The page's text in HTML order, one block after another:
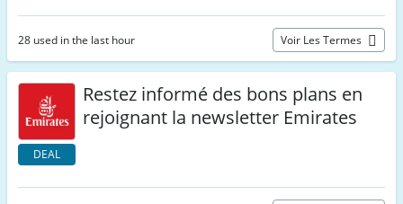
28 used in the last hour Voir Les Termes
DEAL
Restez informé des bons plans en
rejoignant la newsletter Emirates